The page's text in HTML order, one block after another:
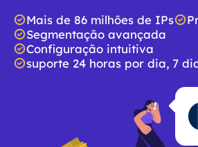
Mais de 86 milhões de IPs
Segmentação avançada
Configuração intuitiva
suporte 24 horas por dia, 7